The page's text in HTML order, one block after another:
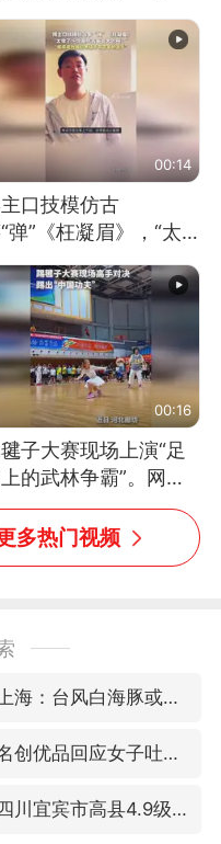
00:14
口技模仿古
弹”《枉凝眉》，“太
”“或将成为首位考级
古筝的选手。”（来
新华每日电讯）
00:16
子大赛现场上演“足
的武林争霸”。网
这哪是踢毽子，分明
侠片现场！#睡个好
多热门视频
上海：台风白海豚或将带来龙卷风
名创优品回应女子吐槽内裤质量差
四川宜宾市高县4.9级地震致1人死亡